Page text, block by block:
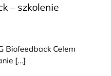
– szkolenie
Biofeedback Celem
[...]